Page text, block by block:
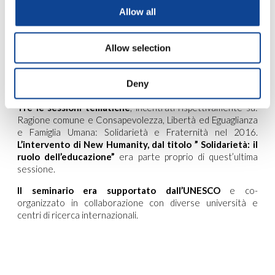
Allow all
Allow selection
Deny
Proprio per tale ragione,gli interventidel dott. Jorge
Ferreira, rappresentante di New Humanity presso le Nazioni
Unite a Ginevra e degli altri relatoriverranno pubblicati in
un e-book, al fin di contribuire al dibattito sulla
Tre le sessioni tematiche, incentrati rispettivamente su:
Ragione comune e Consapevolezza, Libertà ed Eguaglianza
e Famiglia Umana: Solidarietà e Fraternità nel 2016.
L’intervento di New Humanity, dal titolo ” Solidarietà: il
ruolo dell’educazione” era parte proprio di quest’ultima
sessione.
Il seminario era supportato dall’UNESCOe co-
organizzato in collaborazione con diverse università e
centri di ricerca internazionali.